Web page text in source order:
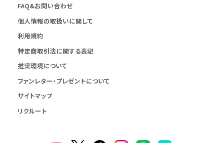
FAQ&お問い合わせ
個人情報の取扱いに関して
利用規約
特定商取引法に関する表記
推奨環境について
ファンレター・プレゼントについて
サイトマップ
リクルート